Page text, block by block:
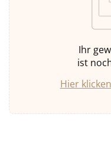
Ihr
ist
Hier